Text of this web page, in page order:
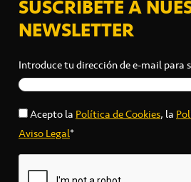
SUSCRÍBETE A
NEWSLETTER
Introduce tu dirección de e-mail para
Acepto laPolítica de Cookies, la
Aviso Legal*